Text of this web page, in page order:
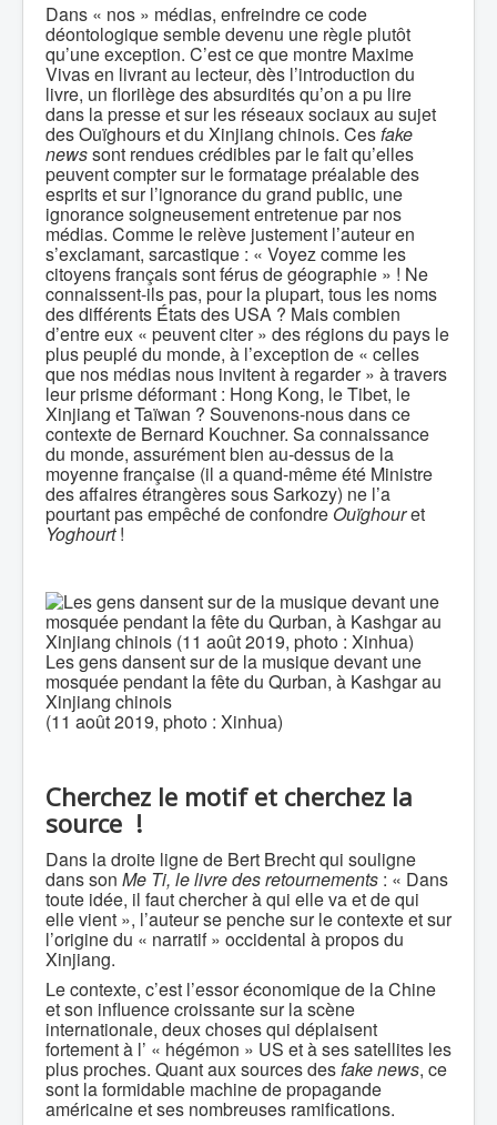
Dans « nos » médias, enfreindre ce code
déontologique semble devenu une règle plutôt
qu’une exception. C’est ce que montre Maxime
Vivas en livrant au lecteur, dès l’introduction du
livre, un florilège des absurdités qu’on a pu lire
dans la presse et sur les réseaux sociaux au sujet
des Ouïghours et du Xinjiang chinois. Cesfake
newssont rendues crédibles par le fait qu’elles
peuvent compter sur le formatage préalable des
esprits et sur l’ignorance du grand public, une
ignorance soigneusement entretenue par nos
médias. Comme le relève justement l’auteur en
s’exclamant, sarcastique : « Voyez comme les
citoyens français sont férus de géographie » ! Ne
connaissent-ils pas, pour la plupart, tous les noms
des différents États des USA ? Mais combien
d’entre eux « peuvent citer » des régions du pays le
plus peuplé du monde, à l’exception de « celles
que nos médias nous invitent à regarder » à travers
leur prisme déformant : Hong Kong, le Tibet, le
Xinjiang et Taïwan ? Souvenons-nous dans ce
contexte de Bernard Kouchner. Sa connaissance
du monde, assurément bien au-dessus de la
moyenne française (il a quand-même été Ministre
des affaires étrangères sous Sarkozy) ne l’a
pourtant pas empêché de confondreOuïghouret
Yoghourt!
Les gens dansent sur de la musique devant une
mosquée pendant la fête du Qurban, à Kashgar au
Xinjiang chinois
(11 août 2019, photo : Xinhua)
Cherchez le motif et cherchez la
source !
Dans la droite ligne de Bert Brecht qui souligne
dans son Me Ti, le livre des retournements : « Dans
toute idée, il faut chercher à qui elle va et de qui
elle vient », l’auteur se penche sur le contexte et sur
l’origine du « narratif » occidental à propos du
Xinjiang.
Le contexte, c’est l’essor économique de la Chine
et son influence croissante sur la scène
internationale, deux choses qui déplaisent
fortement à l’ « hégémon » US et à ses satellites les
plus proches. Quant aux sources desfake news, ce
sont la formidable machine de propagande
américaine et ses nombreuses ramifications.